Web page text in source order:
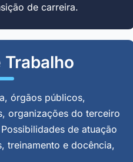
de carreira.
órgãos públicos,
organizações do terceiro
de atuação
treinamento e docência,